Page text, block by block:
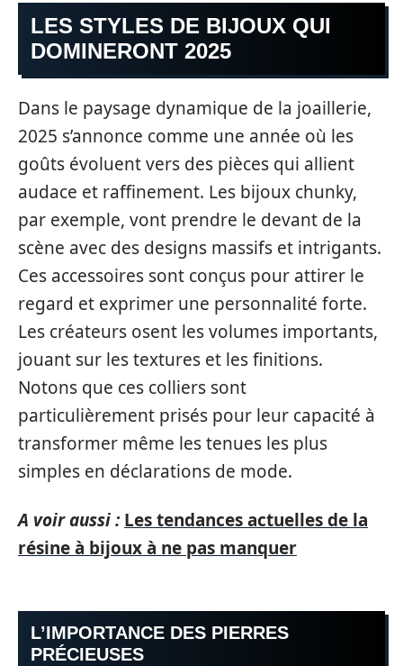
LES STYLES DE BIJOUX QUI
DOMINERONT 2025
Dans le paysage dynamique de la joaillerie,
2025 s’annonce comme une année où les
goûts évoluent vers des pièces qui allient
audace et raffinement. Les bijoux chunky,
par exemple, vont prendre le devant de la
scène avec des designs massifs et intrigants.
Ces accessoires sont conçus pour attirer le
regard et exprimer une personnalité forte.
Les créateurs osent les volumes importants,
jouant sur les textures et les finitions.
Notons que ces colliers sont
particulièrement prisés pour leur capacité à
transformer même les tenues les plus
simples en déclarations de mode.
A voir aussi : Les tendances actuelles de la
résine à bijoux à ne pas manquer
L’IMPORTANCE DES PIERRES
PRÉCIEUSES